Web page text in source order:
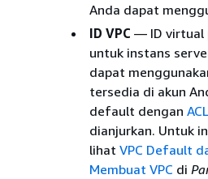
Anda dapat
ID VPC — ID virtual
untuk instans
dapat
tersedia di akun
default dengan
dianjurkan. Untuk
lihat VPC Default
Membuat VPC di